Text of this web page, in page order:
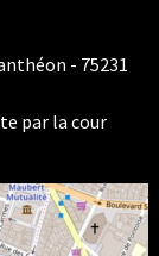
- 75231
par la cour